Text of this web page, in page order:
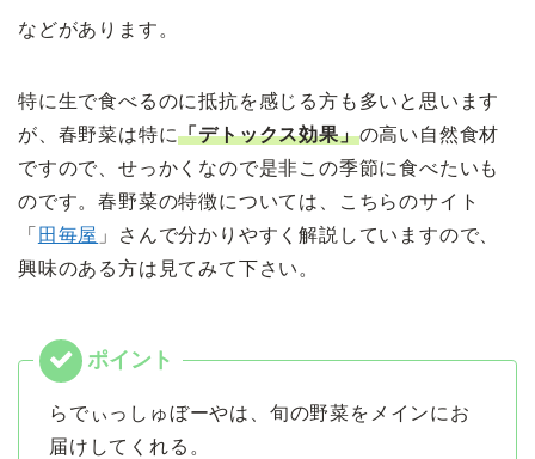
などがあります。
特に生で食べるのに抵抗を感じる方も多いと思います
が、春野菜は特に「デトックス効果」の高い自然食材
ですので、せっかくなので是非この季節に食べたいも
のです。春野菜の特徴については、こちらのサイト
「 田毎屋 」さんで分かりやすく解説していますので、
興味のある方は見てみて下さい。
らでぃっしゅぼーやは、旬の野菜をメインにお
届けしてくれる。